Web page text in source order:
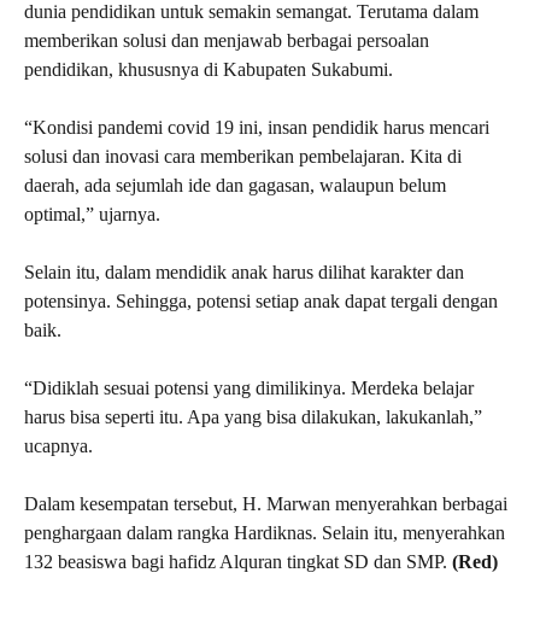
dunia pendidikan untuk semakin semangat. Terutama dalam
memberikan solusi dan menjawab berbagai persoalan
pendidikan, khususnya di Kabupaten Sukabumi.
“Kondisi pandemi covid 19 ini, insan pendidik harus mencari
solusi dan inovasi cara memberikan pembelajaran. Kita di
daerah, ada sejumlah ide dan gagasan, walaupun belum
optimal,” ujarnya.
Selain itu, dalam mendidik anak harus dilihat karakter dan
potensinya. Sehingga, potensi setiap anak dapat tergali dengan
baik.
“Didiklah sesuai potensi yang dimilikinya. Merdeka belajar
harus bisa seperti itu. Apa yang bisa dilakukan, lakukanlah,”
ucapnya.
Dalam kesempatan tersebut, H. Marwan menyerahkan berbagai
penghargaan dalam rangka Hardiknas. Selain itu, menyerahkan
132 beasiswa bagi hafidz Alquran tingkat SD dan SMP. (Red)